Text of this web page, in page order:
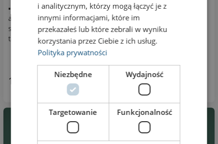
▪ boki pionowe oraz górna i dolna listwa z profili
aluminiowych szer. 15 mm ▪ 6 poziomych gładkich paneli al.,
szer. panelu 210 mm, ▪ wys. 1 panelu 31 mm ▪ wymiary
tabliczki: wys. 217 mm, szer. 240 mm
166,20 zł
i analitycznym, którzy mogą łączyć je z
innymi informacjami, które im
przekazałeś lub które zebrali w wyniku
korzystania przez Ciebie z ich usług.
Polityka prywatności
Niezbędne Wydajność
Targetowanie Funkcjonalność